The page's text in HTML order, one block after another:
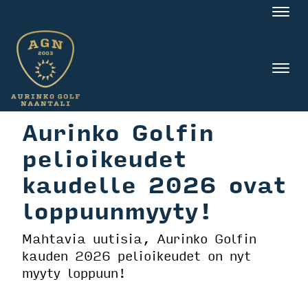
Aurinko Golfin
pelioikeudet
kaudelle 2026 ovat
loppuunmyyty!
Mahtavia uutisia, Aurinko Golfin
kauden 2026 pelioikeudet on nyt
myyty loppuun!